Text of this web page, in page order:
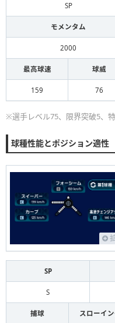
SP
モメンタム
2000
最高球速 球威
159 76
※選手レベル75、限界突破5、
球種性能とポジション適性
SP
S
捕球 スローイ